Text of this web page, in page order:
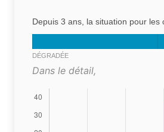
Depuis 3 ans, la situation pour les
DÉGRADÉE
Dans le détail,